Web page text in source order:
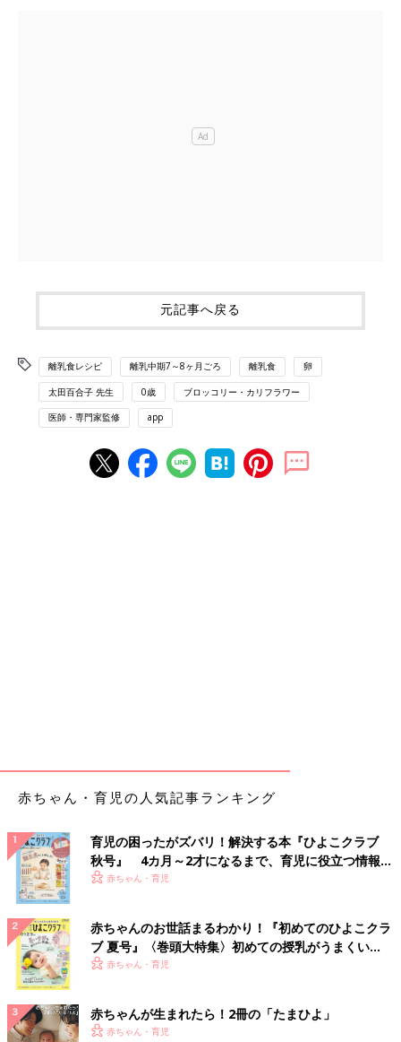
元記事へ戻る
離乳食レシピ 離乳中期7～8ヶ月ごろ 離乳食 卵
太田百合子 先生 0歳 ブロッコリー・カリフラワー
医師・専門家監修 app
赤ちゃん・育児の人気記事ランキング
育児の困ったがズバリ！解決する本『ひよこクラブ
秋号』 4カ月～2才になるまで、育児に役立つ情報が
いっぱい！
赤ちゃん・育児
赤ちゃんのお世話まるわかり！『初めてのひよこクラ
ブ 夏号』〈巻頭大特集〉初めての授乳がうまくい
く！ おっぱい・ミルクの基本と夏のトラブル 解決テ
赤ちゃん・育児
赤ちゃんが生まれたら！2冊の「たまひよ」
赤ちゃん・育児